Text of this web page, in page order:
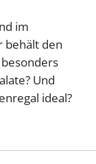
im
behält den
Und
ideal?